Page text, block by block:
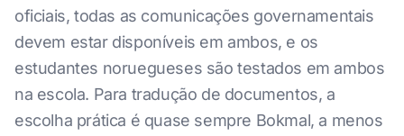
oficiais, todas as comunicações governamentais
devem estar disponíveis em ambos, e os
estudantes noruegueses são testados em ambos
na escola. Para tradução de documentos, a
escolha prática é quase sempre Bokmal, a menos